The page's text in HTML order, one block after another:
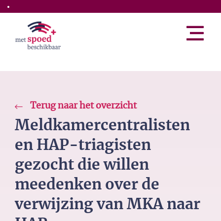
Skip to the main content
Terug naar het overzicht
Meldkamercentralisten
en HAP-triagisten
gezocht die willen
meedenken over de
verwijzing van MKA naar